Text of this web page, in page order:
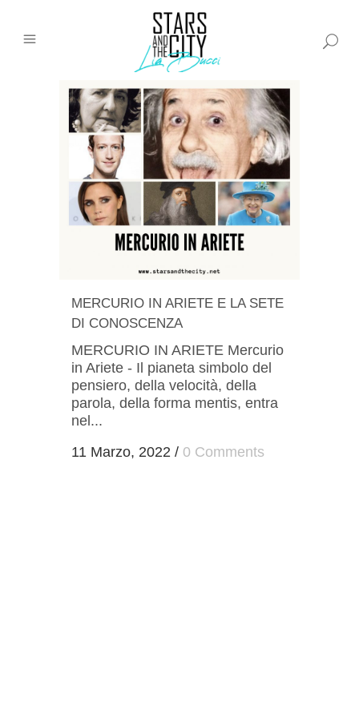
MERCURIO IN ARIETE E LA SETE
DI CONOSCENZA
MERCURIO IN ARIETE Mercurio
in Ariete - Il pianeta simbolo del
pensiero, della velocità, della
parola, della forma mentis, entra
nel...
11 Marzo, 2022 / 0 Comments